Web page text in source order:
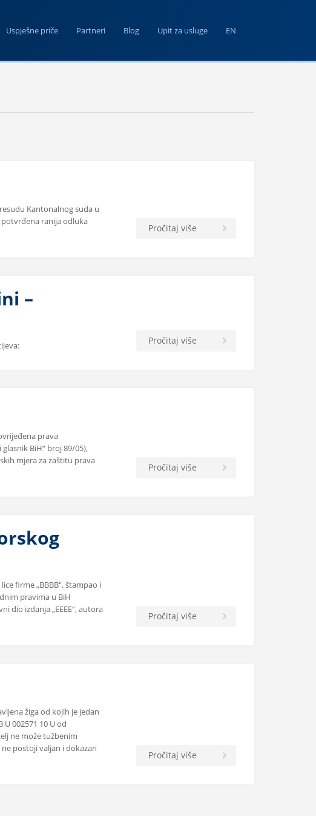
Uspješne priče Partneri Blog Upit za usluge EN
Kantonalnog suda u
potvrđena ranija odluka
Pročitaj više
–
Pročitaj više
prava
BiH“ broj 89/05),
mjera za zaštitu prava
Pročitaj više
firme „BBBB“, štampao i
pravima u BiH
dio izdanja „EEEE“, autora
Pročitaj više
žiga od kojih je jedan
002571 10 U od
ne može tužbenim
postoji valjan i dokazan
Pročitaj više